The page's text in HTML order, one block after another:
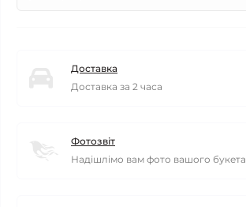
Доставка
Доставка за 2 часа
Фотозвіт
Надішлімо вам фото вашого букета